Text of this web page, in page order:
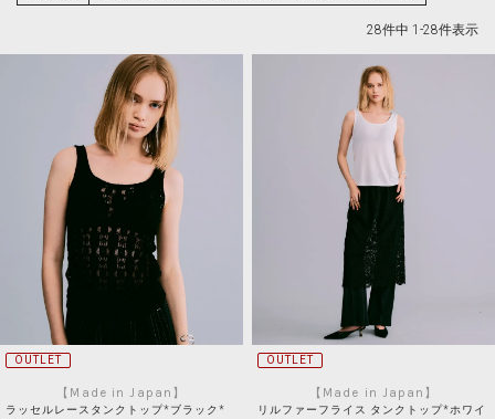
28件中 1 -28件表示
OUTLET
【Made in Japan】
ラッセルレースタンクトップ*ブラック*
OUTLET
【Made in Japan】
リルファーフライス タンクトップ*ホワイ